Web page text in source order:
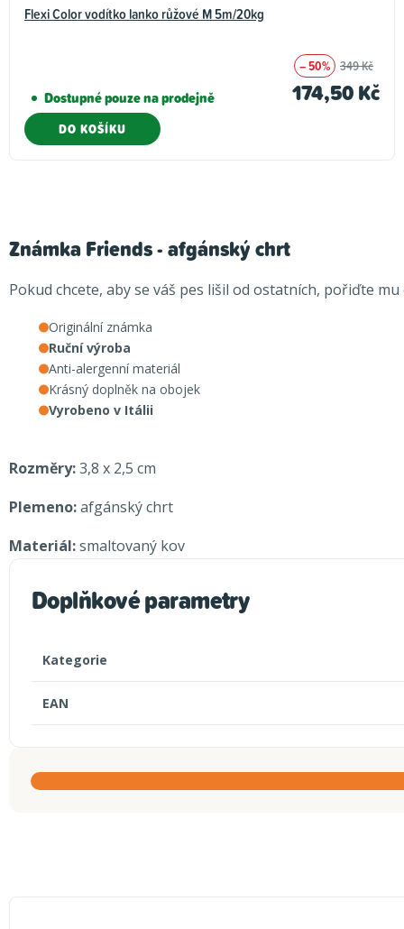
Flexi Color vodítko lanko růžové M 5m/20kg
Dostupné pouze na prodejně
– 50% 349 Kč
174,50 Kč
DO KOŠÍKU
Známka Friends - afgánský chrt
Pokud chcete, aby se váš pes lišil od ostatních, pořiďte
Originální známka
Ruční výroba
Anti-alergenní materiál
Krásný doplněk na obojek
Vyrobeno v Itálii
Rozměry:3,8 x 2,5 cm
Plemeno:afgánský chrt
Materiál:smaltovaný kov
Doplňkové parametry
Kategorie
EAN